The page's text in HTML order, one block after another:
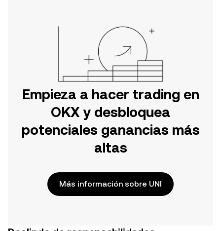
Empieza a hacer trading en
OKX y desbloquea
potenciales ganancias más
altas
Más información sobre UNI